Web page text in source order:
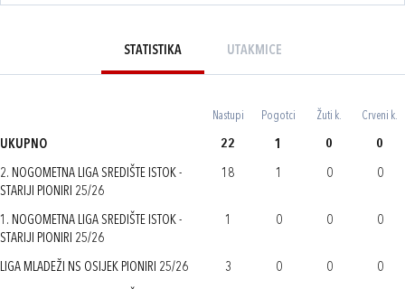
STATISTIKA UTAKMICE
Nastupi Pogotci Žuti k. Crveni k.
UKUPNO 22 1 0 0
2. NOGOMETNA LIGA SREDIŠTE ISTOK -
STARIJI PIONIRI 25/26
18 1 0 0
1. NOGOMETNA LIGA SREDIŠTE ISTOK -
STARIJI PIONIRI 25/26
1 0 0 0
LIGA MLADEŽI NS OSIJEK PIONIRI 25/26 3 0 0 0